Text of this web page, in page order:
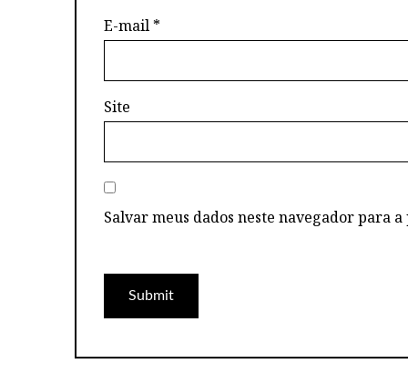
E-mail *
Site
Salvar meus dados neste navegador para